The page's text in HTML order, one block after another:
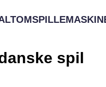
spil